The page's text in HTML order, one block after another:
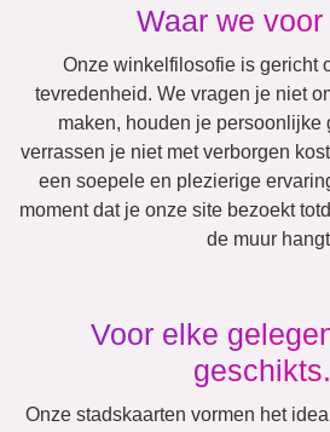
Waar we
Onze winkelfilosofie is gericht
tevredenheid. We vragen je niet
maken, houden je persoonlijke
verrassen je niet met verborgen
een soepele en plezierige
moment dat je onze site bezoekt
de muur
Voor elke
Onze stadskaarten vormen het